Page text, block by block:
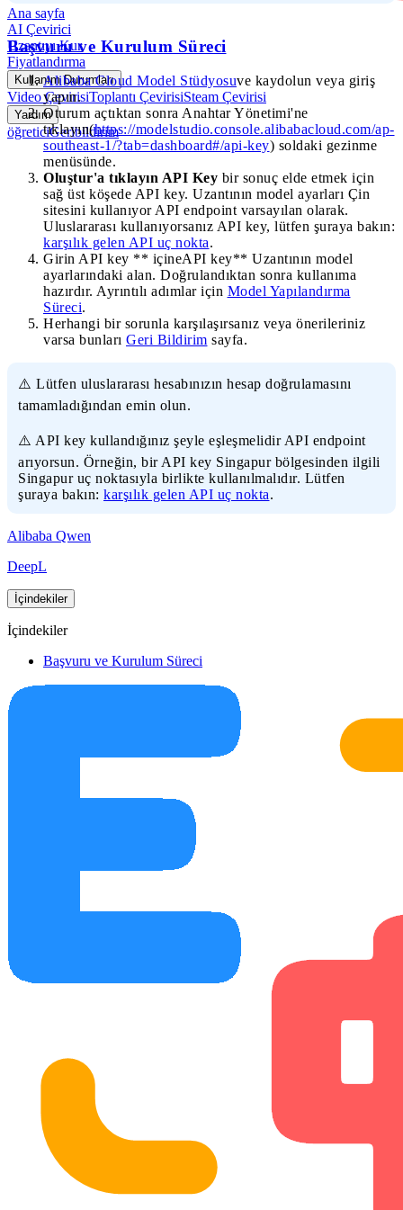
Ana sayfa
AI Çevirici
Uzantıyı Kur
Fiyatlandırma
Kullanım Durumları
Video ÇevirisiToplantı ÇevirisiSteam Çevirisi
Yardım
öğreticiGeribildirim
Başvuru ve Kurulum Süreci
Alibaba Cloud Model Stüdyosuve kaydolun veya giriş
yapın.
Oturum açtıktan sonra Anahtar Yönetimi'ne
tıklayın(https://modelstudio.console.alibabacloud.com/ap-
southeast-1/?tab=dashboard#/api-key) soldaki gezinme
menüsünde.
Oluştur'a tıklayın API Key bir sonuç elde etmek için
sağ üst köşede API key. Uzantının model ayarları Çin
sitesini kullanıyor API endpoint varsayılan olarak.
Uluslararası kullanıyorsanız API key, lütfen şuraya bakın:
karşılık gelen API uç nokta.
Girin API key ** içineAPI key** Uzantının model
ayarlarındaki alan. Doğrulandıktan sonra kullanıma
hazırdır. Ayrıntılı adımlar için Model Yapılandırma
Süreci.
Herhangi bir sorunla karşılaşırsanız veya önerileriniz
varsa bunları Geri Bildirim sayfa.
⚠️ Lütfen uluslararası hesabınızın hesap doğrulamasını
tamamladığından emin olun.
⚠️ API key kullandığınız şeyle eşleşmelidir API endpoint
arıyorsun. Örneğin, bir API key Singapur bölgesinden ilgili
Singapur uç noktasıyla birlikte kullanılmalıdır. Lütfen
şuraya bakın: karşılık gelen API uç nokta.
Alibaba Qwen
DeepL
İçindekiler
İçindekiler
Başvuru ve Kurulum Süreci